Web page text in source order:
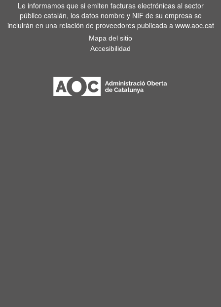
Le informamos que si emiten facturas electrónicas al sector
público catalán, los datos nombre y NIF de su empresa se
incluirán en una relación de proveedores publicada a www.aoc.cat
Mapa del sitio
Accesibilidad